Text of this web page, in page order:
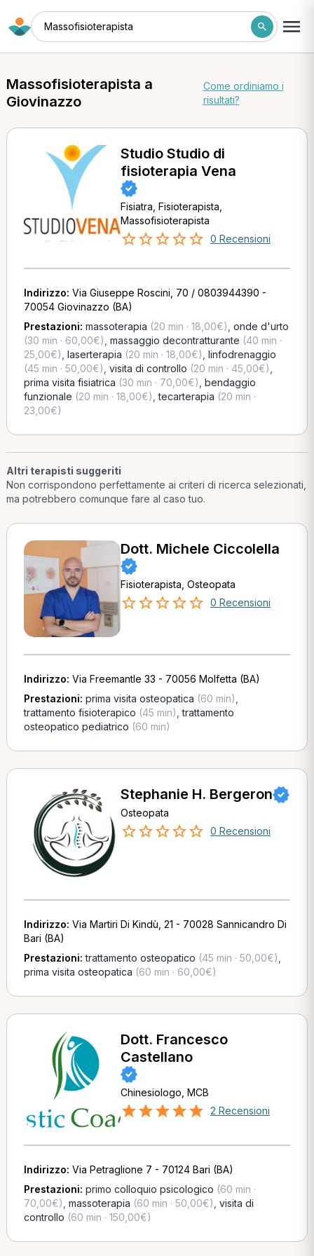
Massofisioterapista
Massofisioterapista a
Giovinazzo
Come ordiniamo i
risultati?
Studio Studio di
fisioterapia Vena
Fisiatra, Fisioterapista,
Massofisioterapista
0 Recensioni
Indirizzo: Via Giuseppe Roscini, 70 / 0803944390 -
70054 Giovinazzo (BA)
Prestazioni: massoterapia (20 min · 18,00€) onde d'urto
(30 min · 60,00€) massaggio decontratturante (40 min ·
25,00€) laserterapia (20 min · 18,00€) linfodrenaggio
(45 min · 50,00€) visita di controllo (20 min · 45,00€)
prima visita fisiatrica (30 min · 70,00€) bendaggio
funzionale (20 min · 18,00€) ,tecarterapia (20 min ·
23,00€)
Altri terapisti suggeriti
Non corrispondono perfettamente ai criteri di ricerca selezionati,
ma potrebbero comunque fare al caso tuo.
Dott. Michele Ciccolella
Fisioterapista, Osteopata
0 Recensioni
Indirizzo: Via Freemantle 33 - 70056 Molfetta (BA)
Prestazioni: prima visita osteopatica (60 min)
trattamento fisioterapico (45 min) ,trattamento
osteopatico pediatrico (60 min)
Stephanie H. Bergeron
Osteopata
0 Recensioni
Indirizzo: Via Martiri Di Kindù, 21 - 70028 Sannicandro Di
Bari (BA)
Prestazioni:trattamento osteopatico (45 min · 50,00€)
prima visita osteopatica (60 min · 60,00€)
Dott. Francesco
Castellano
Chinesiologo, MCB
2 Recensioni
Indirizzo: Via Petraglione 7 - 70124 Bari (BA)
Prestazioni: primo colloquio psicologico (60 min ·
70,00€) massoterapia (60 min · 50,00€) visita di
controllo (60 min · 150,00€)